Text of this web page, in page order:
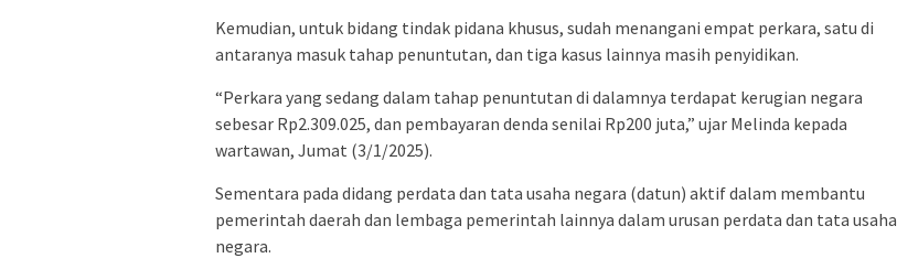
Kemudian, untuk bidang tindak pidana khusus, sudah menangani empat perkara, satu di
antaranya masuk tahap penuntutan, dan tiga kasus lainnya masih penyidikan.
“Perkara yang sedang dalam tahap penuntutan di dalamnya terdapat kerugian negara
sebesar Rp2.309.025, dan pembayaran denda senilai Rp200 juta,” ujar Melinda kepada
wartawan, Jumat (3/1/2025).
Sementara pada didang perdata dan tata usaha negara (datun) aktif dalam membantu
pemerintah daerah dan lembaga pemerintah lainnya dalam urusan perdata dan tata usaha
negara.